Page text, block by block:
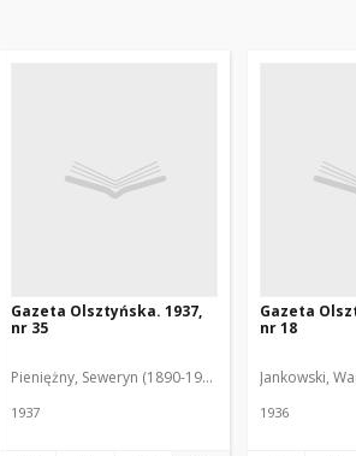
Gazeta Olsztyńska. 1937,
nr 35
Pieniężny, Seweryn (1890-1940). Red.
1937
Gazeta
nr 18
Jankowski,
1936